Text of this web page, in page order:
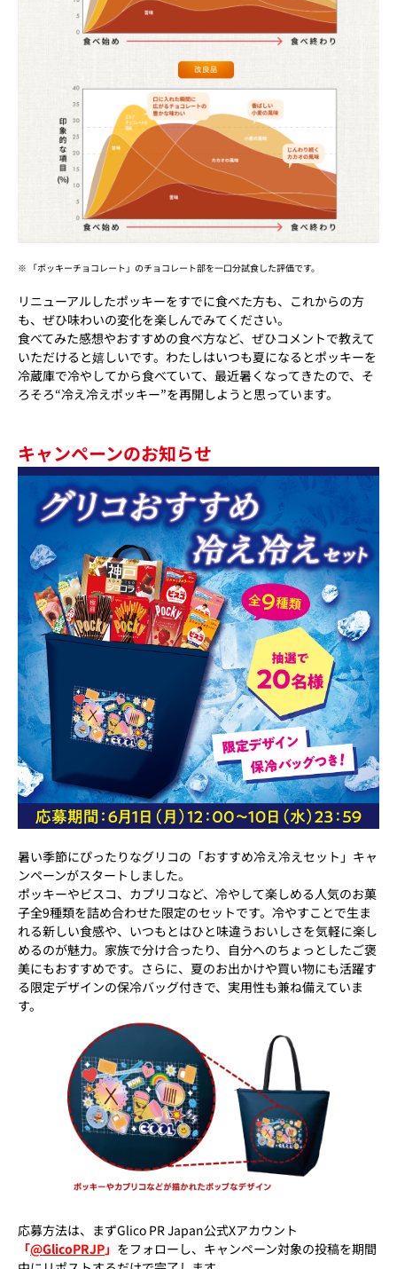
※ 「ポッキーチョコレート」のチョコレート部を一口分試食した評価です。
リニューアルしたポッキーをすでに食べた方も、これからの方
も、ぜひ味わいの変化を楽しんでみてください。
食べてみた感想やおすすめの食べ方など、ぜひコメントで教えて
いただけると嬉しいです。わたしはいつも夏になるとポッキーを
冷蔵庫で冷やしてから食べていて、最近暑くなってきたので、そ
ろそろ“冷え冷えポッキー”を再開しようと思っています。
キャンペーンのお知らせ
暑い季節にぴったりなグリコの「おすすめ冷え冷えセット」キャ
ンペーンがスタートしました。
ポッキーやビスコ、カプリコなど、冷やして楽しめる人気のお菓
子全9種類を詰め合わせた限定のセットです。冷やすことで生ま
れる新しい食感や、いつもとはひと味違うおいしさを気軽に楽し
めるのが魅力。家族で分け合ったり、自分へのちょっとしたご褒
美にもおすすめです。さらに、夏のお出かけや買い物にも活躍す
る限定デザインの保冷バッグ付きで、実用性も兼ね備えていま
す。
応募方法は、まずGlico PR Japan公式Xアカウント
「@GlicoPRJP」 をフォローし、キャンペーン対象の投稿を期間